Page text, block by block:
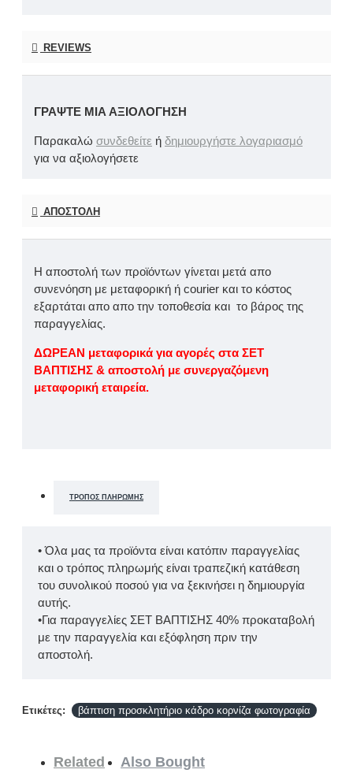
REVIEWS
ΓΡΆΨΤΕ ΜΙΑ ΑΞΙΟΛΌΓΗΣΗ
Παρακαλώ συνδεθείτε ή δημιουργήστε λογαριασμό
για να αξιολογήσετε
ΑΠΟΣΤΟΛΉ
Η αποστολή των προϊόντων γίνεται μετά απο
συνενόηση με μεταφορική ή courier και το κόστος
εξαρτάται απο απο την τοποθεσία και το βάρος της
παραγγελίας.
ΔΩΡΕΑΝ μεταφορικά για αγορές στα ΣΕΤ
ΒΑΠΤΙΣΗΣ & αποστολή με συνεργαζόμενη
μεταφορική εταιρεία.
ΤΡΌΠΟΣ ΠΛΗΡΩΜΉΣ
• Όλα μας τα προϊόντα είναι κατόπιν παραγγελίας
και ο τρόπος πληρωμής είναι τραπεζική κατάθεση
του συνολικού ποσού για να ξεκινήσει η δημιουργία
αυτής.
•Για παραγγελίες ΣΕΤ ΒΑΠΤΙΣΗΣ 40% προκαταβολή
με την παραγγελία και εξόφληση πριν την
αποστολή.
Ετικέτες: βάπτιση προσκλητήριο κάδρο κορνίζα φωτογραφία
Related Also Bought